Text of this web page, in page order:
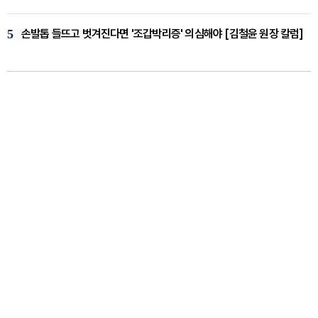
5 손발톱 들뜨고 벗겨진다면 '조갑박리증' 의심해야 [김철윤 원장 칼럼]